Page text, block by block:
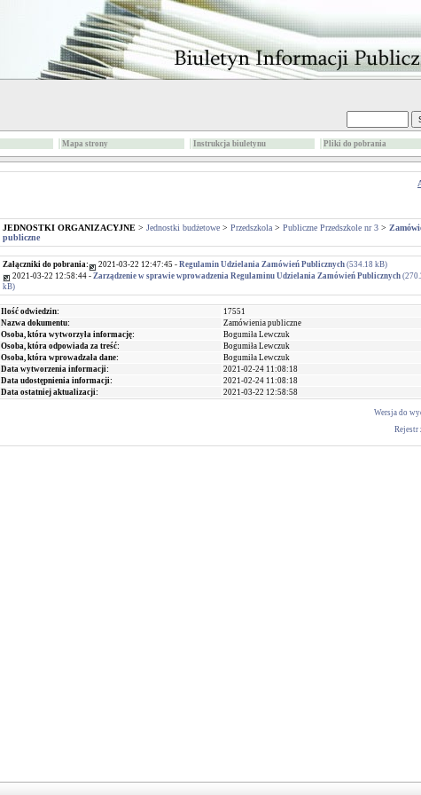
Mapa strony Instrukcja biuletynu Pliki do pobrania
JEDNOSTKI ORGANIZACYJNE > Jednostki budżetowe > Przedszkola > Publiczne Przedszkole nr 3 >
publiczne
Załączniki do pobrania: 2021-03-22 12:47:45 - Regulamin Udzielania Zamówień Publicznych (534.18 kB)
2021-03-22 12:58:44 - Zarządzenie w sprawie wprowadzenia Regulaminu Udzielania Zamówień Publicznych
kB)
Ilość odwiedzin:
17551
Nazwa dokumentu:
Zamówienia publiczne
Osoba, która wytworzyła informację:
Bogumiła Lewczuk
Osoba, która odpowiada za treść:
Bogumiła Lewczuk
Osoba, która wprowadzała dane:
Bogumiła Lewczuk
Data wytworzenia informacji:
2021-02-24 11:08:18
Data udostępnienia informacji:
2021-02-24 11:08:18
Data ostatniej aktualizacji:
2021-03-22 12:58:58
Wersja do
Rejestr